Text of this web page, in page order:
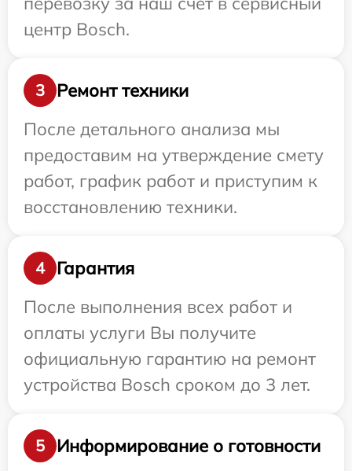
центр Bosch.
3
Ремонт техники
После детального анализа мы
предоставим на утверждение смету
работ, график работ и приступим к
восстановлению техники.
4
Гарантия
После выполнения всех работ и
оплаты услуги Вы получите
официальную гарантию на ремонт
устройства Bosch сроком до 3 лет.
5
Информирование о готовности